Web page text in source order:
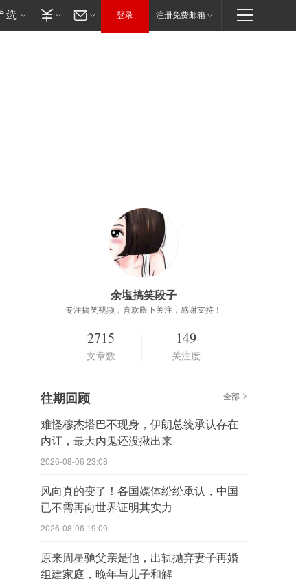
登录 注册免费邮箱
余塩搞笑段子
专注搞笑视频，喜欢殿下关注，感谢支持！
2715
文章数
149
关注度
往期回顾 全部
难怪穆杰塔巴不现身，伊朗总统承认存在
内讧，最大内鬼还没揪出来
2026-08-06 23:08
风向真的变了！各国媒体纷纷承认，中国
已不需再向世界证明其实力
2026-08-06 19:09
原来周星驰父亲是他，出轨抛弃妻子再婚
组建家庭，晚年与儿子和解